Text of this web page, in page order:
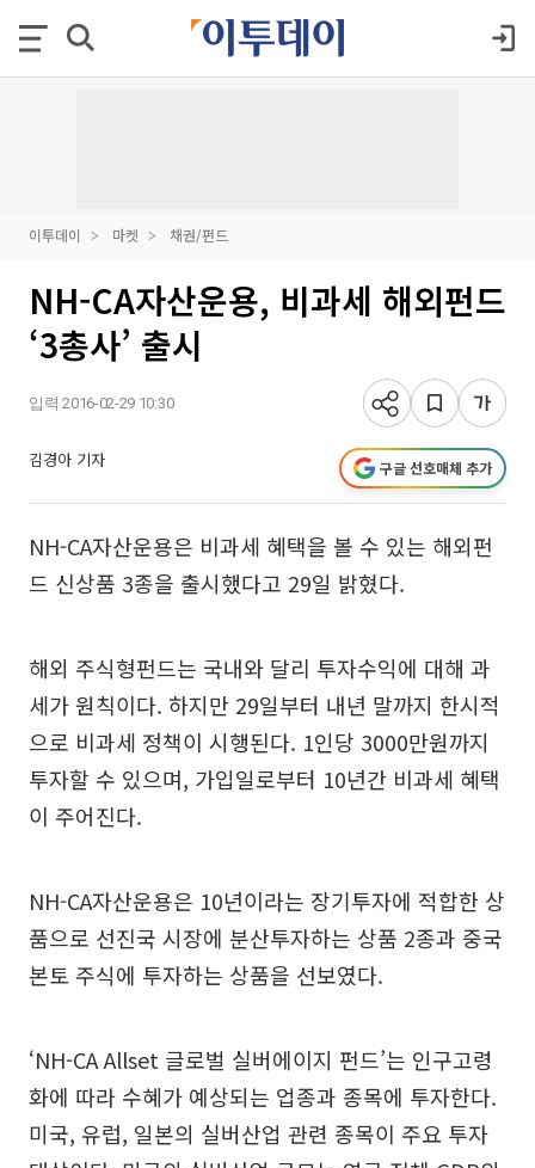
이투데이 마켓 채권/펀드
NH-CA자산운용, 비과세 해외펀드
‘3총사’ 출시
입력 2016-02-29 10:30
김경아 기자 구글 선호매체 추가
NH-CA자산운용은 비과세 혜택을 볼 수 있는 해외펀
드 신상품 3종을 출시했다고 29일 밝혔다.
해외 주식형펀드는 국내와 달리 투자수익에 대해 과
세가 원칙이다. 하지만 29일부터 내년 말까지 한시적
으로 비과세 정책이 시행된다. 1인당 3000만원까지
투자할 수 있으며, 가입일로부터 10년간 비과세 혜택
이 주어진다.
NH-CA자산운용은 10년이라는 장기투자에 적합한 상
품으로 선진국 시장에 분산투자하는 상품 2종과 중국
본토 주식에 투자하는 상품을 선보였다.
‘NH-CA Allset 글로벌 실버에이지 펀드’는 인구고령
화에 따라 수혜가 예상되는 업종과 종목에 투자한다.
미국, 유럽, 일본의 실버산업 관련 종목이 주요 투자